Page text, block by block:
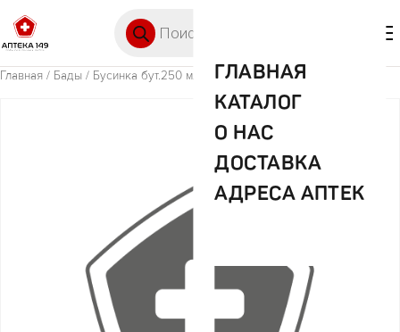
ГЛАВНАЯ
КАТАЛОГ
О НАС
ДОСТАВКА
АДРЕСА АПТЕК
Главная / Бады / Бусинка бут.250 мл арт.7704